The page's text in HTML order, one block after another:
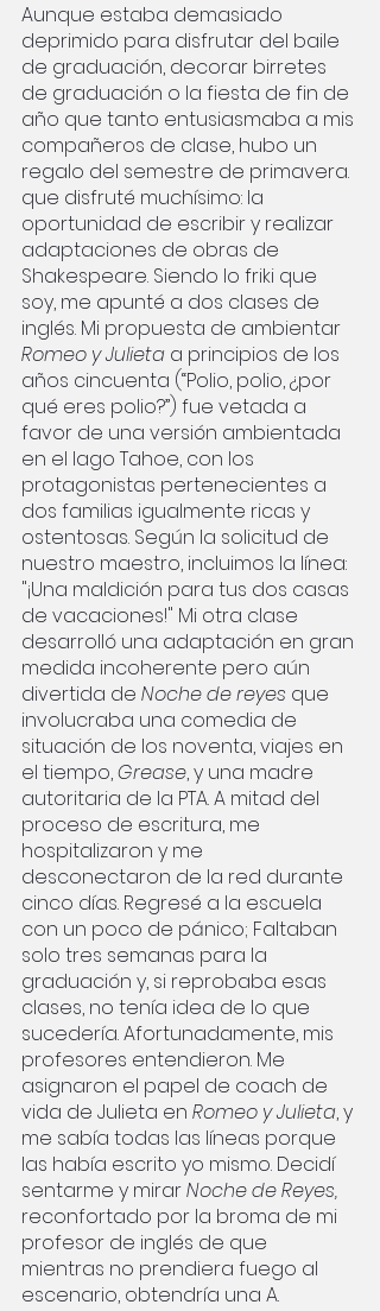
Aunque estaba demasiado
deprimido para disfrutar del baile
de graduación, decorar birretes
de graduación o la fiesta de fin de
año que tanto entusiasmaba a mis
compañeros de clase, hubo un
regalo del semestre de primavera.
que disfruté muchísimo: la
oportunidad de escribir y realizar
adaptaciones de obras de
Shakespeare. Siendo lo friki que
soy, me apunté a dos clases de
inglés. Mi propuesta de ambientar
Romeo y Julieta a principios de los
años cincuenta (“Polio, polio, ¿por
qué eres polio?”) fue vetada a
favor de una versión ambientada
en el lago Tahoe, con los
protagonistas pertenecientes a
dos familias igualmente ricas y
ostentosas. Según la solicitud de
nuestro maestro, incluimos la línea:
"¡Una maldición para tus dos casas
de vacaciones!" Mi otra clase
desarrolló una adaptación en gran
medida incoherente pero aún
divertida de Noche de reyes que
involucraba una comedia de
situación de los noventa, viajes en
el tiempo, Grease, y una madre
autoritaria de la PTA. A mitad del
proceso de escritura, me
hospitalizaron y me
desconectaron de la red durante
cinco días. Regresé a la escuela
con un poco de pánico; Faltaban
solo tres semanas para la
graduación y, si reprobaba esas
clases, no tenía idea de lo que
sucedería. Afortunadamente, mis
profesores entendieron. Me
asignaron el papel de coach de
vida de Julieta en Romeo y Julieta, y
me sabía todas las líneas porque
las había escrito yo mismo. Decidí
sentarme y mirar Noche de Reyes,
reconfortado por la broma de mi
profesor de inglés de que
mientras no prendiera fuego al
escenario, obtendría una A.